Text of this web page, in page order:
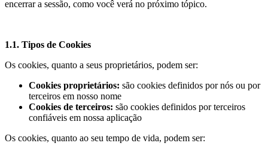
encerrar a sessão, como você verá no próximo tópico.
1.1. Tipos de Cookies
Os cookies, quanto a seus proprietários, podem ser:
Cookies proprietários: são cookies definidos por nós ou por
terceiros em nosso nome
Cookies de terceiros: são cookies definidos por terceiros
confiáveis em nossa aplicação
Os cookies, quanto ao seu tempo de vida, podem ser: